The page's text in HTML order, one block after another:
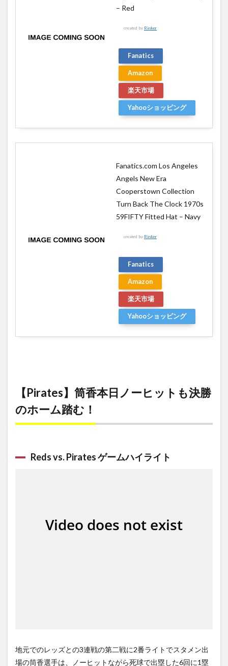
– Red
created by Rinker
Fanatics
Amazon
楽天市場
Yahooショッピング
Fanatics.com Los Angeles
Angels New Era
Cooperstown Collection
Turn Back The Clock 1970s
59FIFTY Fitted Hat – Navy
created by Rinker
Fanatics
Amazon
楽天市場
Yahooショッピング
【Pirates】筒香本日ノーヒットも決勝
のホーム踏む！
Reds vs. Pirates ゲームハイライト
地元でのレッズとの3連戦の第二戦に2番ライトでスタメン出
場の筒香選手は、ノーヒットながら死球で出塁した6回に1塁